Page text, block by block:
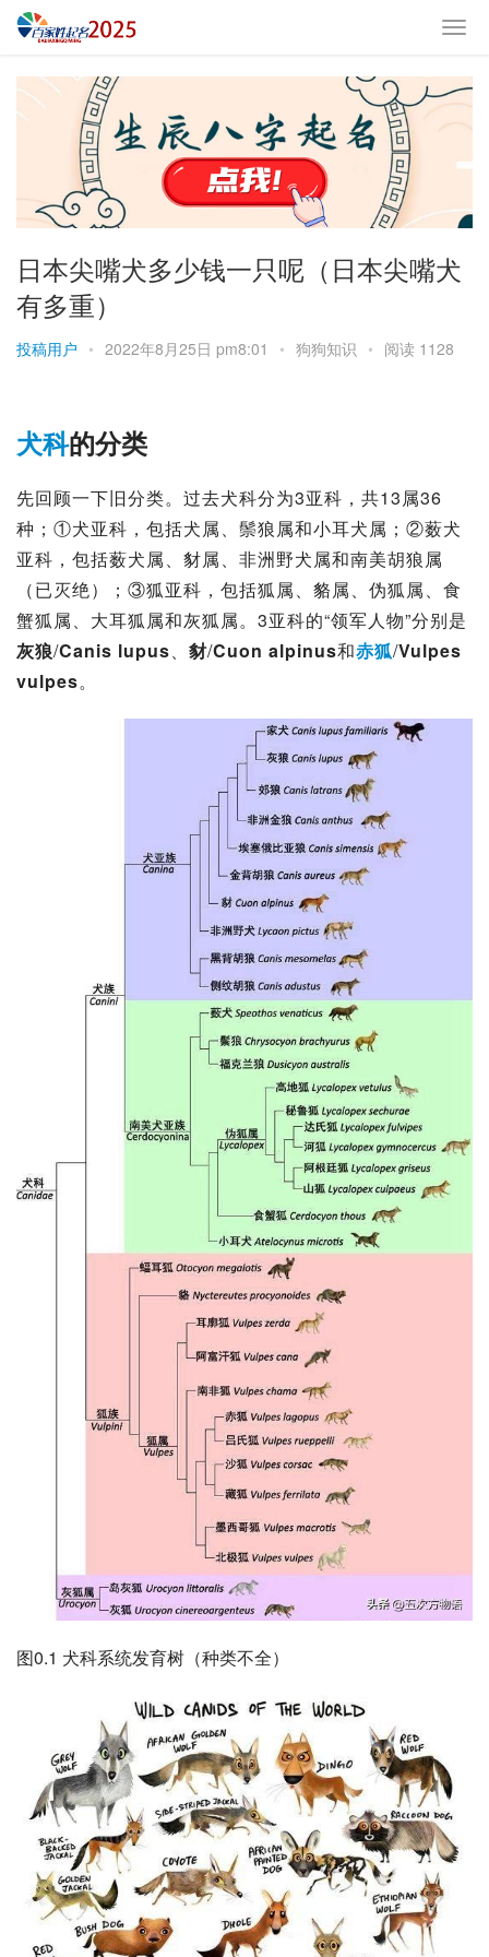
日本尖嘴犬多少钱一只呢（日本尖嘴犬
有多重）
投稿用户 • 2022年8月25日 pm8:01 • 狗狗知识 • 阅读 1128
犬科的分类
先回顾一下旧分类。过去犬科分为3亚科，共13属36
种；①犬亚科 ，包括犬属、 鬃狼属和小耳犬属；②薮犬
亚科，包括薮犬属、 豺属、非洲野犬属和南美胡狼属
（已灭绝）；③狐亚科 ，包括狐属、貉属、 伪狐属、食
蟹狐属、大耳狐属和灰狐属。3亚科的“领军人物”分别是
灰狼/Canis lupus、 豺/Cuon alpinus和赤狐/Vulpes
vulpes。
图0.1 犬科系统发育树（种类不全）